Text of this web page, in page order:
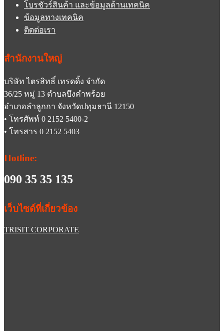
โบรชัวร์สินค้า และข้อมูลด้านเทคนิค
ข้อมูลทางเทคนิค
ติดต่อเรา
สำนักงานใหญ่
บริษัท ไตรสิทธิ์ เทรดดิ้ง จำกัด
36/25 หมู่ 13 ตำบลบึงคำพร้อย
อำเภอลำลูกกา จังหวัดปทุมธานี 12150
• โทรศัพท์ 0 2152 5400-2
• โทรสาร 0 2152 5403
Hotline:
090 35 35 135
เว็บไซด์ที่เกี่ยวข้อง
TRISIT CORPORATE